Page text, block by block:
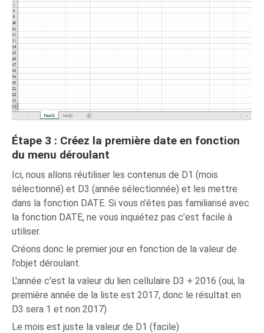
Étape 3 : Créez la première date en fonction
du menu déroulant
Ici, nous allons réutiliser les contenus de D1 (mois
sélectionné) et D3 (année sélectionnée) et les mettre
dans la fonction DATE. Si vous n'êtes pas familiarisé avec
la fonction DATE, ne vous inquiétez pas c’est facile à
utiliser.
Créons donc le premier jour en fonction de la valeur de
l’objet déroulant.
L'année c'est la valeur du lien cellulaire D3 + 2016 (oui, la
première année de la liste est 2017, donc le résultat en
D3 sera 1 et non 2017)
Le mois est juste la valeur de D1 (facile)